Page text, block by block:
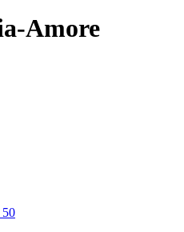
Amore